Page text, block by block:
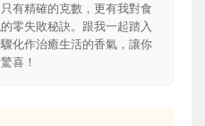
有精確的克數，更有我對食
零失敗秘訣。跟我一起踏入
化作治癒生活的香氣，讓你
喜！